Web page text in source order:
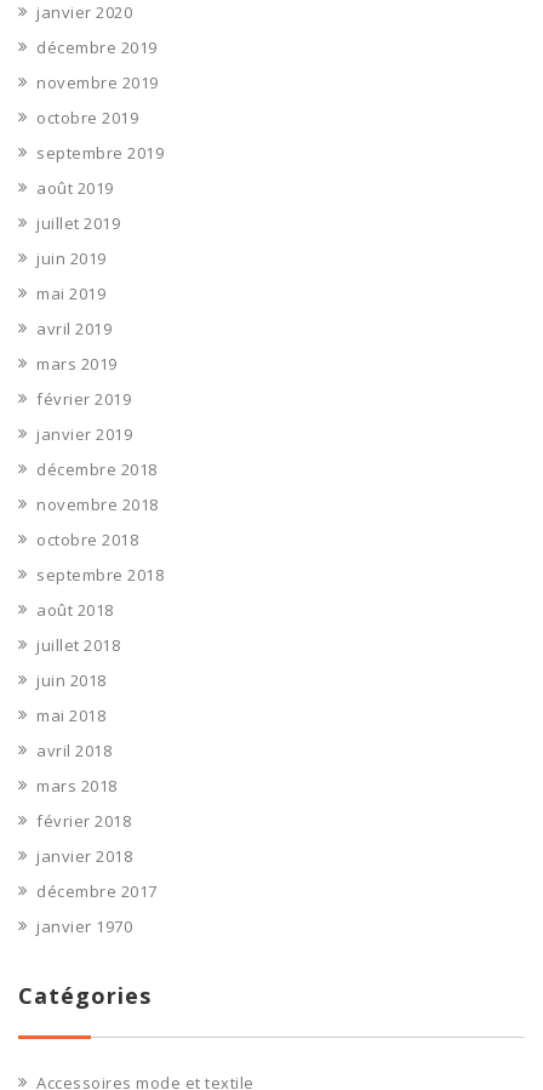
janvier 2020
décembre 2019
novembre 2019
octobre 2019
septembre 2019
août 2019
juillet 2019
juin 2019
mai 2019
avril 2019
mars 2019
février 2019
janvier 2019
décembre 2018
novembre 2018
octobre 2018
septembre 2018
août 2018
juillet 2018
juin 2018
mai 2018
avril 2018
mars 2018
février 2018
janvier 2018
décembre 2017
janvier 1970
Catégories
Accessoires mode et textile